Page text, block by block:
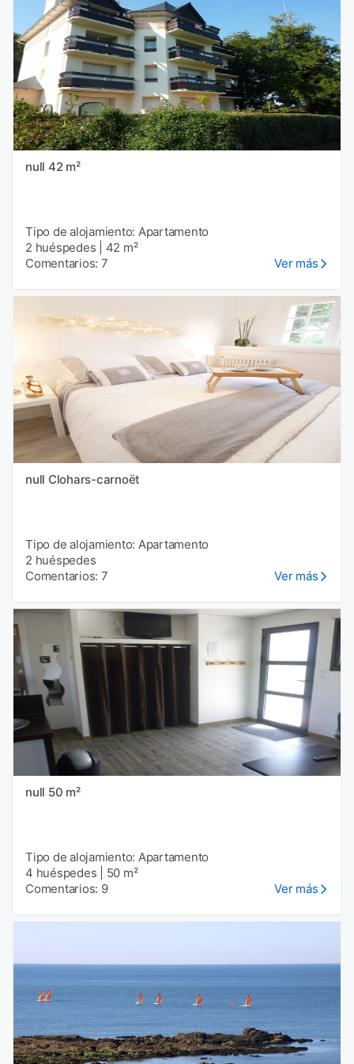
null 42 m²
Tipo de alojamiento: Apartamento
2 huéspedes
42 m²
Comentarios: 7
Ver más
null Clohars-carnoët
Tipo de alojamiento: Apartamento
2 huéspedes
Comentarios: 7
Ver más
null 50 m²
Tipo de alojamiento: Apartamento
4 huéspedes
50 m²
Comentarios: 9
Ver más